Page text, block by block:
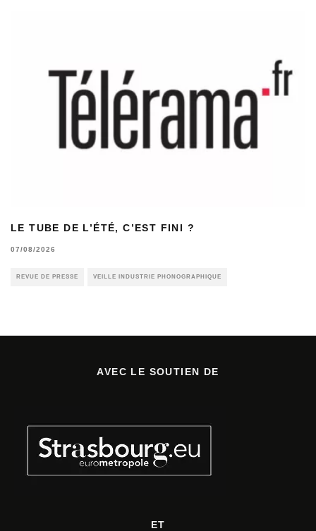
LE TUBE DE L’ÉTÉ, C’EST FINI ?
07/08/2026
REVUE DE PRESSE VEILLE INDUSTRIE PHONOGRAPHIQUE
AVEC LE SOUTIEN DE
ET